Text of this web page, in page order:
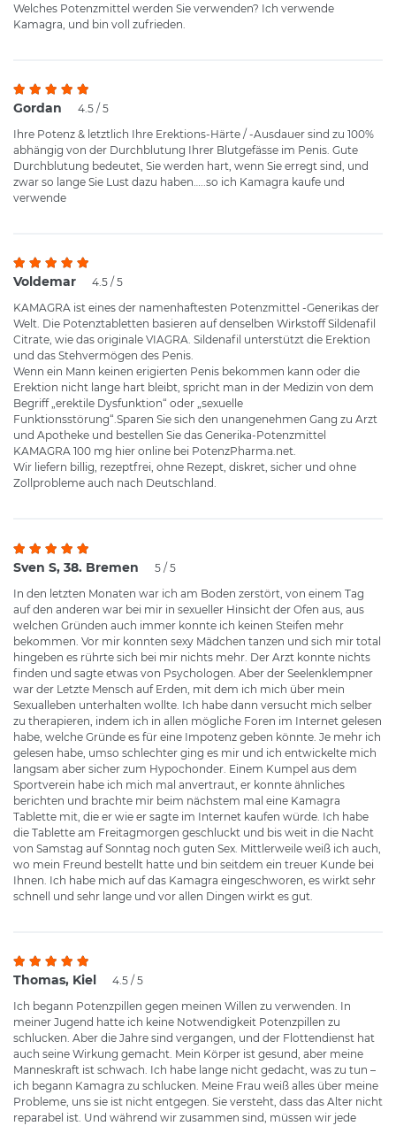
Welches Potenzmittel werden Sie verwenden? Ich verwende
Kamagra, und bin voll zufrieden.
Gordan
4.5 / 5
Ihre Potenz & letztlich Ihre Erektions-Härte / -Ausdauer sind zu 100%
abhängig von der Durchblutung Ihrer Blutgefässe im Penis. Gute
Durchblutung bedeutet, Sie werden hart, wenn Sie erregt sind, und
zwar so lange Sie Lust dazu haben…..so ich Kamagra kaufe und
verwende
Voldemar
4.5 / 5
KAMAGRA ist eines der namenhaftesten Potenzmittel -Generikas der
Welt. Die Potenztabletten basieren auf denselben Wirkstoff Sildenafil
Citrate, wie das originale VIAGRA. Sildenafil unterstützt die Erektion
und das Stehvermögen des Penis.
Wenn ein Mann keinen erigierten Penis bekommen kann oder die
Erektion nicht lange hart bleibt, spricht man in der Medizin von dem
Begriff „erektile Dysfunktion“ oder „sexuelle
Funktionsstörung“.Sparen Sie sich den unangenehmen Gang zu Arzt
und Apotheke und bestellen Sie das Generika-Potenzmittel
KAMAGRA 100 mg hier online bei PotenzPharma.net.
Wir liefern billig, rezeptfrei, ohne Rezept, diskret, sicher und ohne
Zollprobleme auch nach Deutschland.
Sven S, 38. Bremen
5 / 5
In den letzten Monaten war ich am Boden zerstört, von einem Tag
auf den anderen war bei mir in sexueller Hinsicht der Ofen aus, aus
welchen Gründen auch immer konnte ich keinen Steifen mehr
bekommen. Vor mir konnten sexy Mädchen tanzen und sich mir total
hingeben es rührte sich bei mir nichts mehr. Der Arzt konnte nichts
finden und sagte etwas von Psychologen. Aber der Seelenklempner
war der Letzte Mensch auf Erden, mit dem ich mich über mein
Sexualleben unterhalten wollte. Ich habe dann versucht mich selber
zu therapieren, indem ich in allen mögliche Foren im Internet gelesen
habe, welche Gründe es für eine Impotenz geben könnte. Je mehr ich
gelesen habe, umso schlechter ging es mir und ich entwickelte mich
langsam aber sicher zum Hypochonder. Einem Kumpel aus dem
Sportverein habe ich mich mal anvertraut, er konnte ähnliches
berichten und brachte mir beim nächstem mal eine Kamagra
Tablette mit, die er wie er sagte im Internet kaufen würde. Ich habe
die Tablette am Freitagmorgen geschluckt und bis weit in die Nacht
von Samstag auf Sonntag noch guten Sex. Mittlerweile weiß ich auch,
wo mein Freund bestellt hatte und bin seitdem ein treuer Kunde bei
Ihnen. Ich habe mich auf das Kamagra eingeschworen, es wirkt sehr
schnell und sehr lange und vor allen Dingen wirkt es gut.
Thomas, Kiel
4.5 / 5
Ich begann Potenzpillen gegen meinen Willen zu verwenden. In
meiner Jugend hatte ich keine Notwendigkeit Potenzpillen zu
schlucken. Aber die Jahre sind vergangen, und der Flottendienst hat
auch seine Wirkung gemacht. Mein Körper ist gesund, aber meine
Manneskraft ist schwach. Ich habe lange nicht gedacht, was zu tun –
ich begann Kamagra zu schlucken. Meine Frau weiß alles über meine
Probleme, uns sie ist nicht entgegen. Sie versteht, dass das Alter nicht
reparabel ist. Und während wir zusammen sind, müssen wir jede